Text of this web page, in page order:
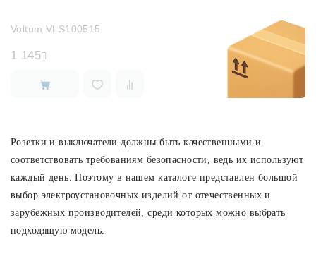
Voltum VLS100515
1 145
Розетки и выключатели должны быть качественными и
соответствовать требованиям безопасности, ведь их используют
каждый день. Поэтому в нашем каталоге представлен большой
выбор электроустановочных изделий от отечественных и
зарубежных производителей, среди которых можно выбрать
подходящую модель.